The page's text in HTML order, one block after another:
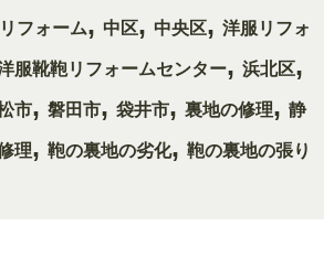
フォーム, 中区, 中央区, 洋服リフォ
服靴鞄リフォームセンター, 浜北区,
市, 磐田市, 袋井市, 裏地の修理, 静
理, 鞄の裏地の劣化, 鞄の裏地の張り